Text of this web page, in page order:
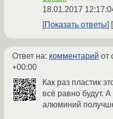
18.01.2017
Показать ответы
Ответ на: комментарий от
+00:00
Как раз пластик
всё равно будут.
алюминий